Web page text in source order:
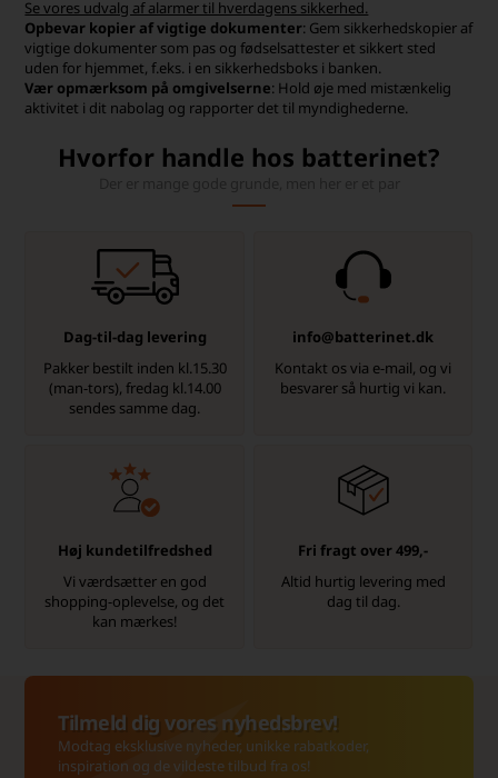
Se vores udvalg af alarmer til hverdagens sikkerhed.
Opbevar kopier af vigtige dokumenter: Gem sikkerhedskopier af
vigtige dokumenter som pas og fødselsattester et sikkert sted
uden for hjemmet, f.eks. i en sikkerhedsboks i banken.
Vær opmærksom på omgivelserne: Hold øje med mistænkelig
aktivitet i dit nabolag og rapporter det til myndighederne.
Hvorfor handle hos batterinet?
Dag-til-dag levering
Pakker bestilt inden kl.15.30
(man-tors), fredag kl.14.00
sendes samme dag.
info@batterinet.dk
Kontakt os via e-mail, og vi
besvarer så hurtig vi kan.
Høj kundetilfredshed
Vi værdsætter en god
shopping-oplevelse, og det
kan mærkes!
Fri fragt over 499,-
Altid hurtig levering med
dag til dag.
Tilmeld dig vores nyhedsbrev!
Modtag eksklusive nyheder, unikke rabatkoder,
inspiration og de vildeste tilbud fra os!